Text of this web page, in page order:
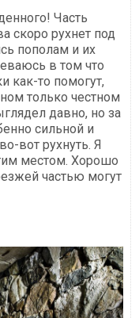
Часть
скоро рухнет под
пополам и их
в том что
как-то помогут,
только честном
давно, но за
сильной и
вот рухнуть. Я
местом. Хорошо
частью могут